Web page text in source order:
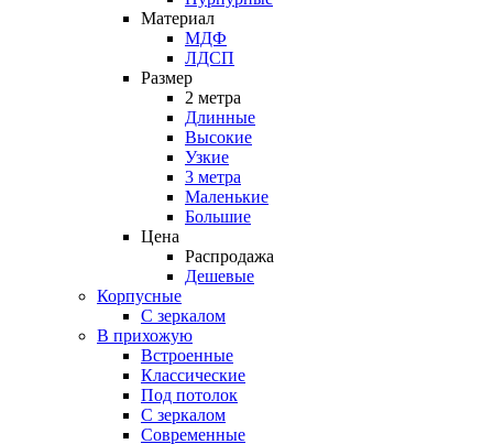
Материал
МДФ
ЛДСП
Размер
2 метра
Длинные
Высокие
Узкие
3 метра
Маленькие
Большие
Цена
Распродажа
Дешевые
Корпусные
С зеркалом
В прихожую
Встроенные
Классические
Под потолок
С зеркалом
Современные